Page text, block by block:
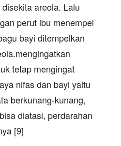
areola. Lalu
perut ibu menempel
bayi ditempelkan
tetap mengingat
nifas dan bayi yaitu
berkunang-kunang,
diatasi, perdarahan
[9]